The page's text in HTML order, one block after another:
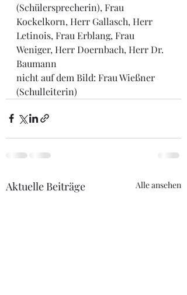
(Schülersprecherin), Frau
Kockelkorn, Herr Gallasch, Herr
Letinois, Frau Erblang, Frau
Weniger, Herr Doernbach, Herr Dr.
Baumann
nicht auf dem Bild: Frau Wießner
(Schulleiterin)
Aktuelle Beiträge Alle ansehen